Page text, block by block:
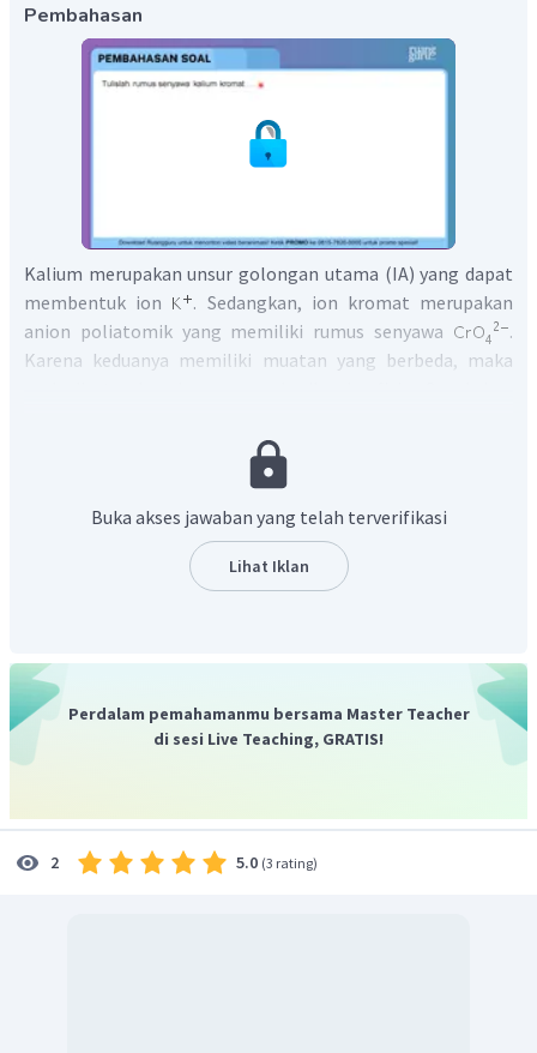
Pembahasan
Kalium merupakan unsur golongan utama (IA) yang dapat
membentuk ion
. Sedangkan, ion kromat merupakan
anion poliatomik yang memiliki rumus senyawa
.
Karena keduanya memiliki muatan yang berbeda, maka
Jadi, rumus senyawa yang tepat untuk kalium kromat
.
Buka akses jawaban yang telah terverifikasi
Lihat Iklan
Perdalam pemahamanmu bersama Master Teacher
di sesi Live Teaching, GRATIS!
2 5.0 (3 rating)